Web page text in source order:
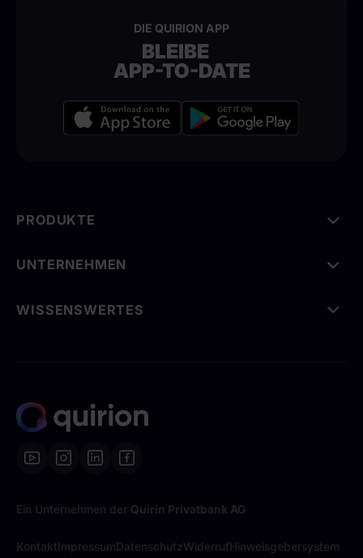
DIE QUIRION APP
BLEIBE
APP-TO-DATE
PRODUKTE
UNTERNEHMEN
WISSENSWERTES
Ein Unternehmen der Quirin Privatbank AG
KontaktImpressumDatenschutzWiderrufHinweisgebersystem